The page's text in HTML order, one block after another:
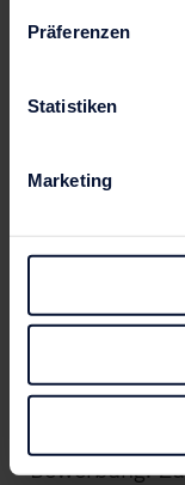
Präferenzen
Statistiken
Marketing
Wir sind das
für alle
Bewerbung.